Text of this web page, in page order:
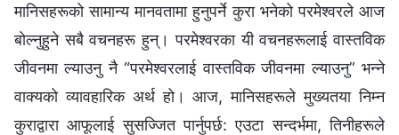
मानिसहरूको सामान्य मानवतामा हुनुपर्ने कुरा भनेको परमेश्‍वरले आज
बोल्नुहुने सबै वचनहरू हुन्। परमेश्‍वरका यी वचनहरूलाई वास्तविक
जीवनमा ल्याउनु नै “परमेश्‍वरलाई वास्तविक जीवनमा ल्याउनु” भन्‍ने
वाक्यको व्यावहारिक अर्थ हो। आज, मानिसहरूले मुख्यतया निम्न
कुराद्वारा आफूलाई सुसज्जित पार्नुपर्छ: एउटा सन्दर्भमा, तिनीहरूले